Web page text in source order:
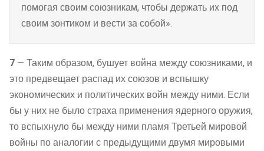
помогая своим союзникам, чтобы держать их под
своим зонтиком и вести за собой».
7 — Таким образом, бушует война между союзниками, и
это предвещает распад их союзов и вспышку
экономических и политических войн между ними. Если
бы у них не было страха применения ядерного оружия,
то вспыхнуло бы между ними пламя Третьей мировой
войны по аналогии с предыдущими двумя мировыми